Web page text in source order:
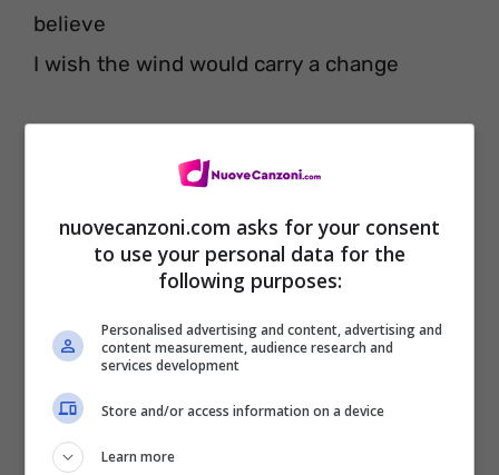
believe
I wish the wind would carry a change
I’m standing up
I need, I need a change
I’ve had enough of chasing luck
I need, I need a change
nuovecanzoni.com asks for your consent
to use your personal data for the
following purposes:
Personalised advertising and content, advertising and
content measurement, audience research and
services development
Store and/or access information on a device
Learn more